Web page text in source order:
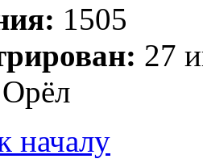
1505
27
Орёл
началу